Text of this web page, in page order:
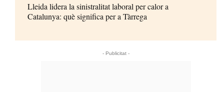
Lleida lidera la sinistralitat laboral per calor a
Catalunya: què significa per a Tàrrega
- Publicitat -